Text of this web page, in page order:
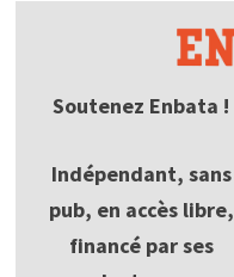
Soutenez Enbata !
Indépendant, sans
pub, en accès libre,
financé par ses